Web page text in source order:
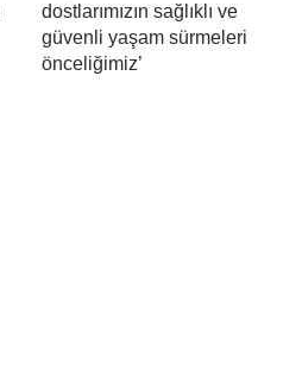
dostlarımızın sağlıklı ve
güvenli yaşam sürmeleri
önceliğimiz’